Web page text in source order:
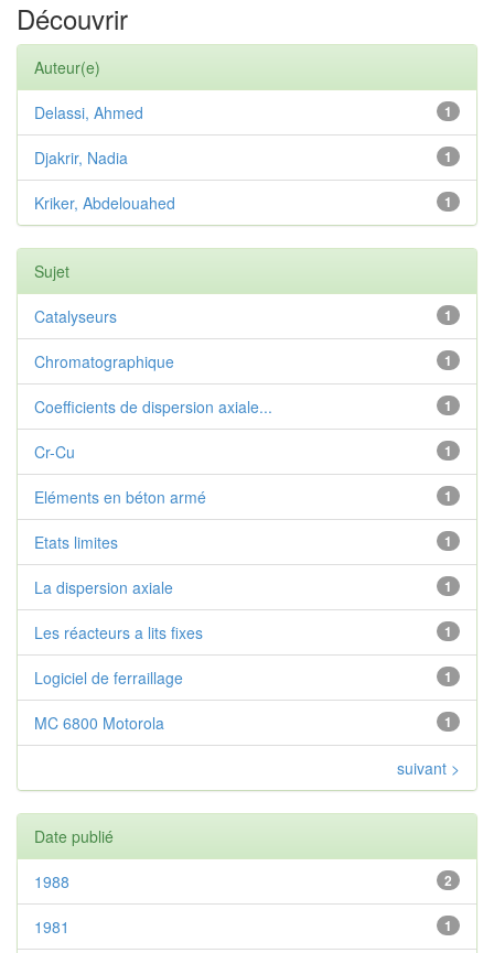
Découvrir
Auteur(e)
1
Delassi, Ahmed
1
Djakrir, Nadia
1
Kriker, Abdelouahed
Sujet
1
Catalyseurs
1
Chromatographique
1
Coefficients de dispersion axiale...
1
Cr-Cu
1
Eléments en béton armé
1
Etats limites
1
La dispersion axiale
1
Les réacteurs a lits fixes
1
Logiciel de ferraillage
1
MC 6800 Motorola
suivant >
Date publié
2
1988
1
1981